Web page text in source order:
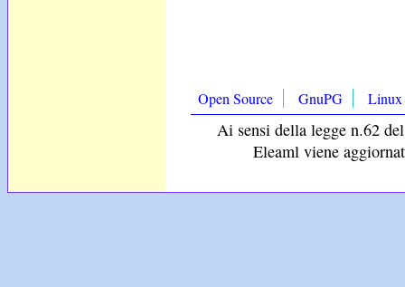
Open Source GnuPG Linux
Ai sensi della legge n.62
Eleaml viene